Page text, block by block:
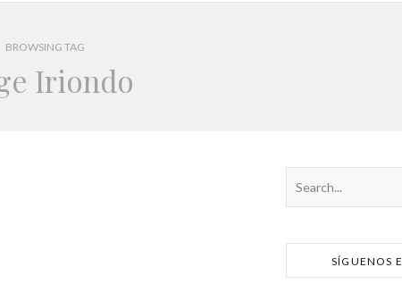
BROWSING TAG
Iriondo
SÍGUENOS